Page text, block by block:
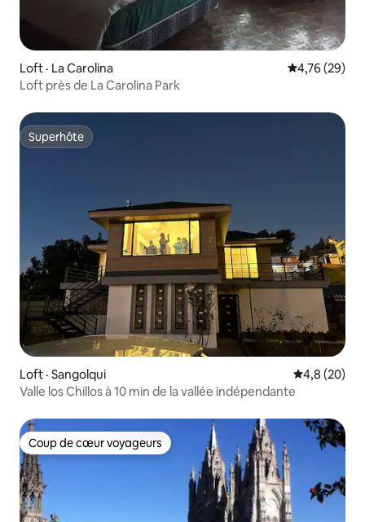
Loft · La Carolina Note
4,76 (29)
Loft près de La Carolina Park
Superhôte
Superhôte
Loft · Sangolqui Note
4,8 (20)
Valle los Chillos à 10 min de la vallée indépendante
Coup de cœur voyageurs
Coup de cœur voyageurs